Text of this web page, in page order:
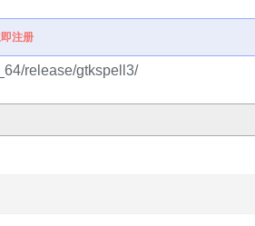
注册
release/gtkspell3/